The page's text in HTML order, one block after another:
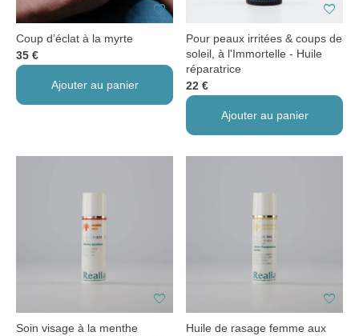
favorite
Coup d’éclat à la myrte
35 €
Ajouter au panier
favorite
Pour peaux irritées & coups de
soleil, à l'Immortelle - Huile
réparatrice
22 €
Ajouter au panier
favorite
Soin visage à la menthe
favorite
Huile de rasage femme aux